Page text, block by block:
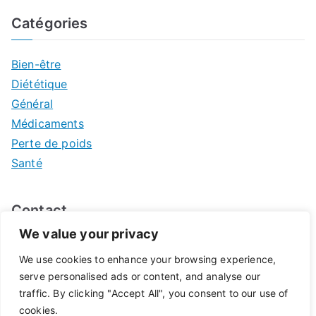
We value your privacy
We use cookies to enhance your browsing experience,
serve personalised ads or content, and analyse our
traffic. By clicking "Accept All", you consent to our use of
cookies.
Catégories
Bien-être
Diététique
Général
Médicaments
Perte de poids
Santé
Contact